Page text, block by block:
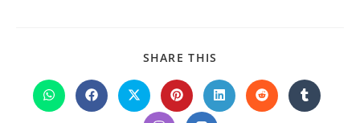
SHARE THIS
CONTENT
Opens
in
Opens
in
Opens
in
Opens
in
Opens
in
Opens
in
Opens
in